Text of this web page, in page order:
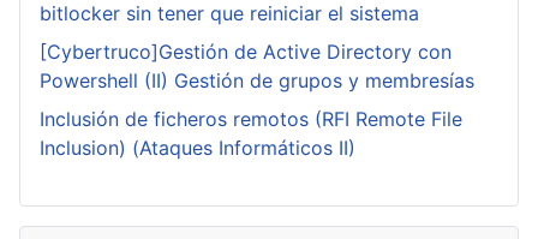
bitlocker sin tener que reiniciar el sistema
[Cybertruco]Gestión de Active Directory con
Powershell (II) Gestión de grupos y membresías
Inclusión de ficheros remotos (RFI Remote File
Inclusion) (Ataques Informáticos II)